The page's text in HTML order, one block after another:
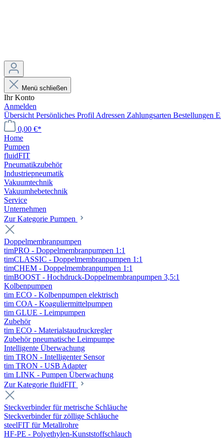
Menü schließen
Ihr Konto
Anmelden
Übersicht Persönliches Profil Adressen Zahlungsarten Bestellungen
0,00 €*
Home
Pumpen
fluidFIT
Pneumatikzubehör
Industriepneumatik
Vakuumtechnik
Vakuumhebetechnik
Service
Unternehmen
Zur Kategorie Pumpen
Doppelmembranpumpen
timPRO - Doppelmembranpumpen 1:1
timCLASSIC - Doppelmembranpumpen 1:1
timCHEM - Doppelmembranpumpen 1:1
timBOOST - Hochdruck-Doppelmembranpumpen 3,5:1
Kolbenpumpen
tim ECO - Kolbenpumpen elektrisch
tim COA - Koaguliermittelpumpen
tim GLUE - Leimpumpen
Zubehör
tim ECO - Materialstaudruckregler
Zubehör pneumatische Leimpumpe
Intelligente Überwachung
tim TRON - Intelligenter Sensor
tim TRON - USB Adapter
tim LINK - Pumpen Überwachung
Zur Kategorie fluidFIT
Steckverbinder für metrische Schläuche
Steckverbinder für zöllige Schläuche
steelFIT für Metallrohre
HF-PE - Polyethylen-Kunststoffschlauch